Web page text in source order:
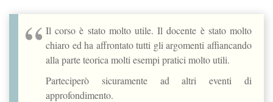
Il corso è stato molto utile. Il docente è stato molto
chiaro ed ha affrontato tutti gli argomenti affiancando
alla parte teorica molti esempi pratici molto utili.
Parteciperò sicuramente ad altri eventi di
approfondimento.